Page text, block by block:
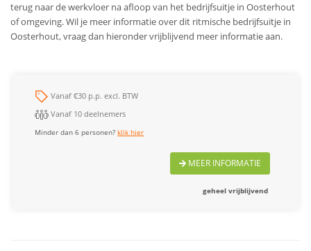
terug naar de werkvloer na afloop van het bedrijfsuitje in Oosterhout
of omgeving. Wil je meer informatie over dit ritmische bedrijfsuitje in
Oosterhout, vraag dan hieronder vrijblijvend meer informatie aan.
Vanaf €30 p.p. excl. BTW
Vanaf 10 deelnemers
Minder dan 6 personen?klik hier
MEER INFORMATIE
geheel vrijblijvend